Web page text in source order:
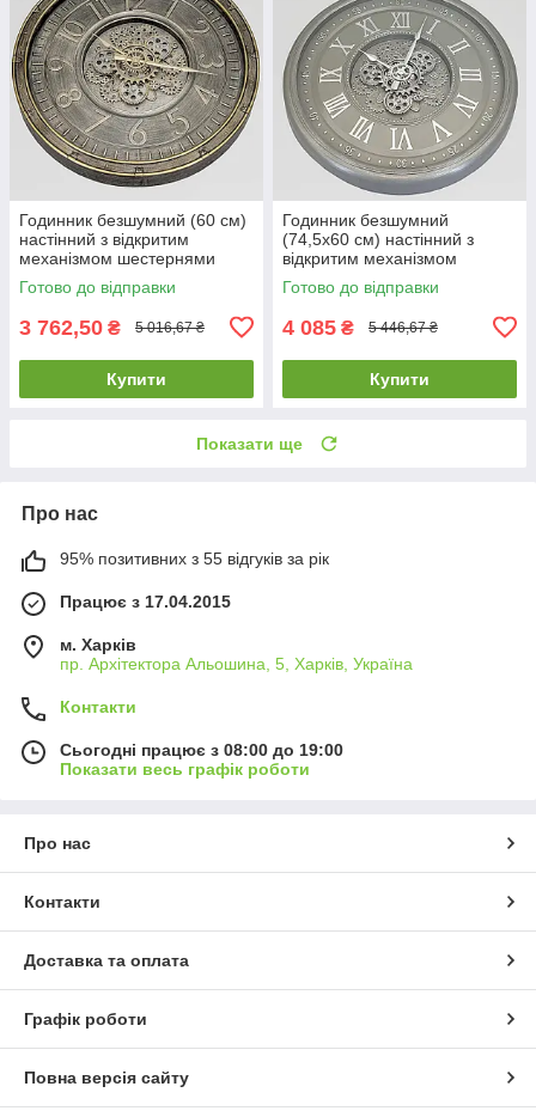
Годинник безшумний (60 см)
настінний з відкритим
механізмом шестернями
колещатками скелетон ретро
вінтаж під старину OV-0131
Готово до відправки
3 762,50 ₴ 5 016,67 ₴
Купити
Годинник безшумний
(74,5х60 см) настінний з
відкритим механізмом
шестернями колещатками
скелетон ретро вінтаж під
Готово до відправки
4 085 ₴ 5 446,67 ₴
Купити
Показати ще
Про нас
95% позитивних з 55 відгуків за рік
Працює з 17.04.2015
м. Харків
пр. Архітектора Альошина, 5, Харків, Україна
Контакти
Сьогодні працює з 08:00 до 19:00
Показати весь графік роботи
Про нас
Контакти
Доставка та оплата
Графік роботи
Повна версія сайту